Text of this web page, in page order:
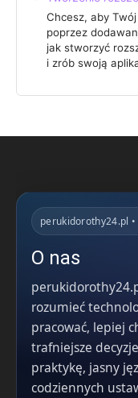
Chcesz, aby
poprzez
jak stworzyć
i zrób swoją
perukidorothy24.pl
O nas
rozumieć
pracować, lepiej
trafniejsze
praktykę, jasny
codziennych